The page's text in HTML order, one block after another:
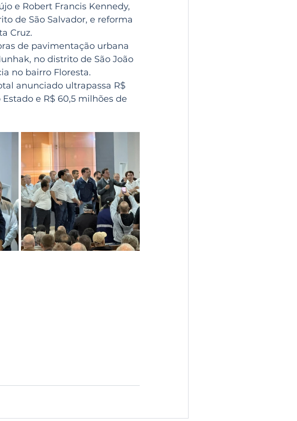
e Robert Francis Kennedy,
de São Salvador, e reforma
Cruz.
de pavimentação urbana
no distrito de São João
no bairro Floresta.
anunciado ultrapassa R$
e R$ 60,5 milhões de